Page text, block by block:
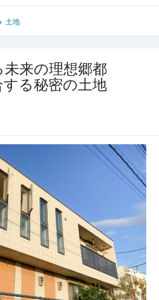
土地
来の理想郷都
る秘密の土地